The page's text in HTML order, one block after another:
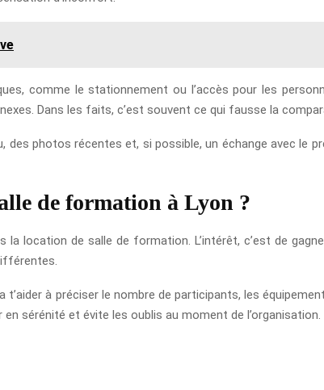
comme le stationnement ou l’accès pour les
Dans les faits, c’est souvent ce qui fausse la
photos récentes et, si possible, un échange avec le
de formation à Lyon ?
la location de salle de formation. L’intérêt, c’est de
à préciser le nombre de participants, les
sérénité et évite les oublis au moment de l’organisation.